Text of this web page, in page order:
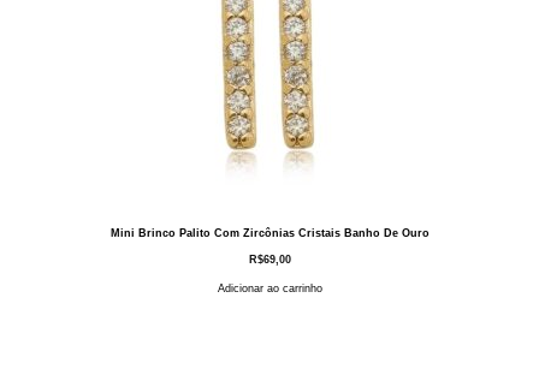
Mini Brinco Palito Com Zircônias Cristais Banho De Ouro
R$69,00
Adicionar ao carrinho